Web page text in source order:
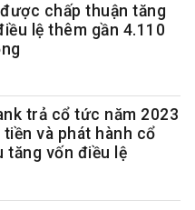
được chấp thuận tăng
lệ thêm gần 4.110
trả cổ tức năm 2023
tiền và phát hành cổ
tăng vốn điều lệ